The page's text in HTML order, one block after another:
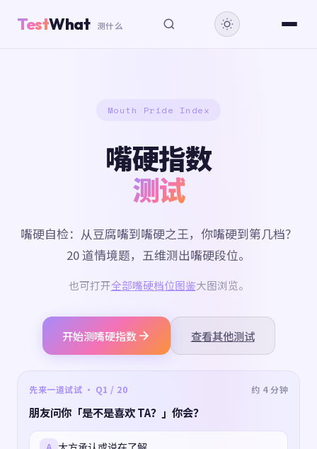
TestWhat 测什么
Mouth Pride Index
嘴硬指数
测试
嘴硬自检：从豆腐嘴到嘴硬之王，你嘴硬到第几档？
20 道情境题，五维测出嘴硬段位。
也可打开全部嘴硬档位图鉴大图浏览。
开始测嘴硬指数 查看其他测试
先来一道试试 · Q1 / 20 约 4 分钟
朋友问你「是不是喜欢 TA？」你会？